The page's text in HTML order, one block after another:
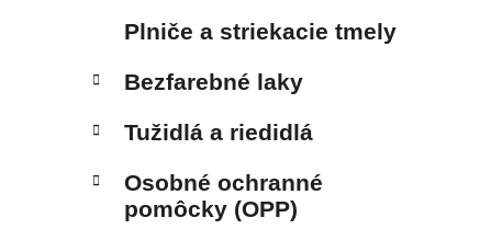
Plniče a striekacie tmely
Bezfarebné laky
Tužidlá a riedidlá
Osobné ochranné
pomôcky (OPP)